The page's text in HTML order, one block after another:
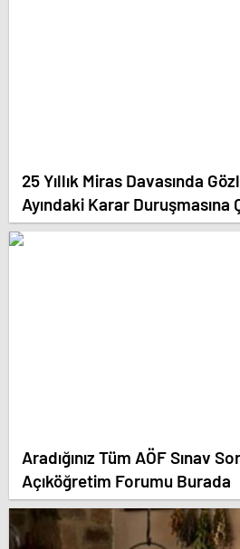
25 Yıllık Miras Davasında
Ayındaki Karar Duruşmasına
Aradığınız Tüm AÖF Sınav
Açıköğretim Forumu Burada